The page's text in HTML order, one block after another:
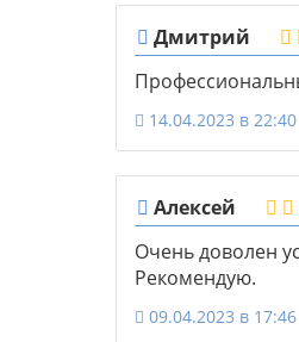
Дмитрий
14.04.2023 в 22:40
Алексей
Очень доволен
Рекомендую.
09.04.2023 в 17:46